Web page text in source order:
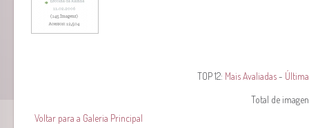
TOP 12: Mais Avaliadas-
Total de
Voltar para a Galeria Principal